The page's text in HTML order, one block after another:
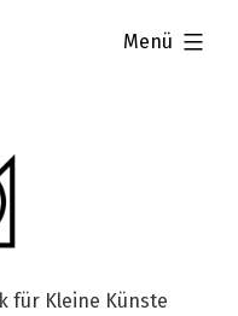
für Kleine Künste
Menü
aufgeklappt